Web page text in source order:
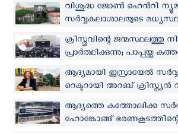
വിശുദ്ധ ജോൺ ഹെൻറി
സർവ്വകലാശാലയുടെ
ക്രിസ്തുവിന്റെ ജന്മസ്ഥലത്തു
പ്രാർത്ഥിക്കുന്നു; പാപ്പയ്ക്കു
സർവ്വകലാശാല
ആദ്യമായി ഇസ്രായേൽ
റെക്ടറായി അറബ് ക്രിസ്ത്യൻ
ആദ്യത്തെ കത്തോലിക്ക
ഹോങ്കോങ്ങ്